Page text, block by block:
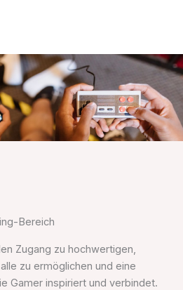
Bereich
Zugang zu hochwertigen,
zu ermöglichen und eine
Gamer inspiriert und verbindet.